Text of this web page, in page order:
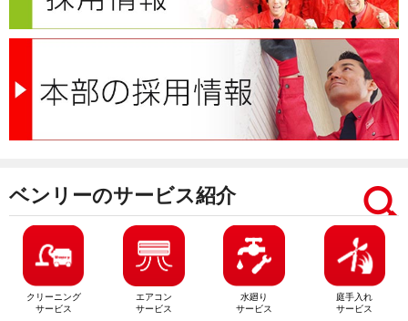
ベンリーのサービス紹介
クリーニング
サービス
エアコン
サービス
水廻り
サービス
庭手入れ
サービス